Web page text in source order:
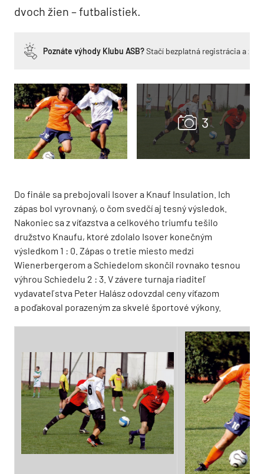
dvoch žien – futbalistiek.
Poznáte výhody Klubu ASB?Stačí bezplatná registrácia a
Do finále sa prebojovali Isover a Knauf Insulation. Ich
zápas bol vyrovnaný, o čom svedčí aj tesný výsledok.
Nakoniec sa z víťazstva a celkového triumfu tešilo
družstvo Knaufu, ktoré zdolalo Isover konečným
výsledkom 1 : 0. Zápas o tretie miesto medzi
Wienerbergerom a Schiedelom skončil rovnako tesnou
výhrou Schiedelu 2 : 3. V závere turnaja riaditeľ
vydavateľstva Peter Halász odovzdal ceny víťazom
a poďakoval porazeným za skvelé športové výkony.